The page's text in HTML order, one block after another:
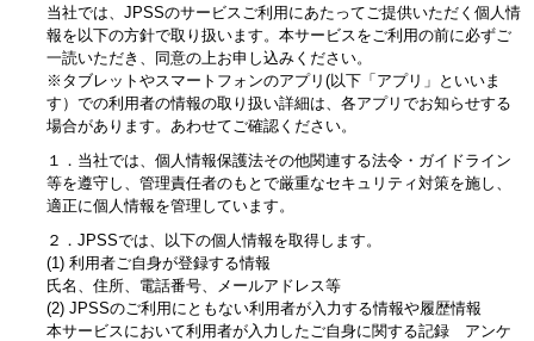
当社では、JPSSのサービスご利用にあたってご提供いただく個人情
報を以下の方針で取り扱います。本サービスをご利用の前に必ずご
一読いただき、同意の上お申し込みください。
※タブレットやスマートフォンのアプリ(以下「アプリ」といいま
す）での利用者の情報の取り扱い詳細は、各アプリでお知らせする
場合があります。あわせてご確認ください。
１．当社では、個人情報保護法その他関連する法令・ガイドライン
等を遵守し、管理責任者のもとで厳重なセキュリティ対策を施し、
適正に個人情報を管理しています。
２．JPSSでは、以下の個人情報を取得します。
(1) 利用者ご自身が登録する情報
氏名、住所、電話番号、メールアドレス等
(2) JPSSのご利用にともない利用者が入力する情報や履歴情報
本サービスにおいて利用者が入力したご自身に関する記録 アンケ